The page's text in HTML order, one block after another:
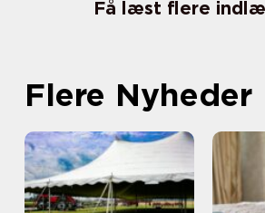
Få læst flere
Flere Nyheder